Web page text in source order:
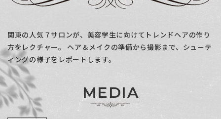
関東の人気７サロンが、美容学生に向けてトレンドヘアの作り
方をレクチャー。 ヘア＆メイクの準備から撮影まで、シューテ
ィングの様子をレポートします。
MEDIA